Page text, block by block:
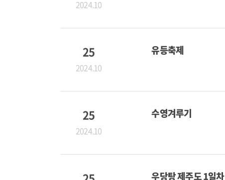
2024.10
25
2024.10
유등축제
25
2024.10
수영겨루기
우당탕 제주도 1일차